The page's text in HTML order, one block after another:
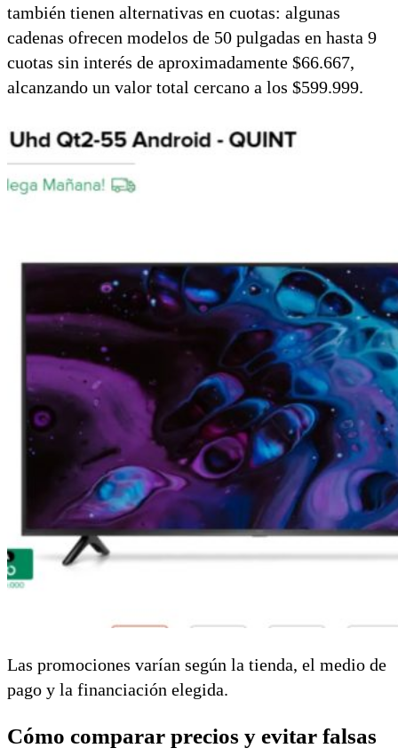
también tienen alternativas en cuotas: algunas
cadenas ofrecen modelos de 50 pulgadas en hasta 9
cuotas sin interés de aproximadamente $66.667,
alcanzando un valor total cercano a los $599.999.
Las promociones varían según la tienda, el medio de
pago y la financiación elegida.
Cómo comparar precios y evitar falsas